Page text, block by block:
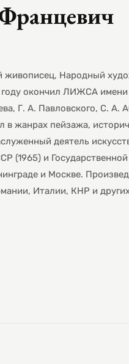
живописец, Народный
окончил ЛИЖСА имени
Г. А. Павловского, С. А.
в жанрах пейзажа,
деятель
(1965) и
и Москве.
Италии, КНР и